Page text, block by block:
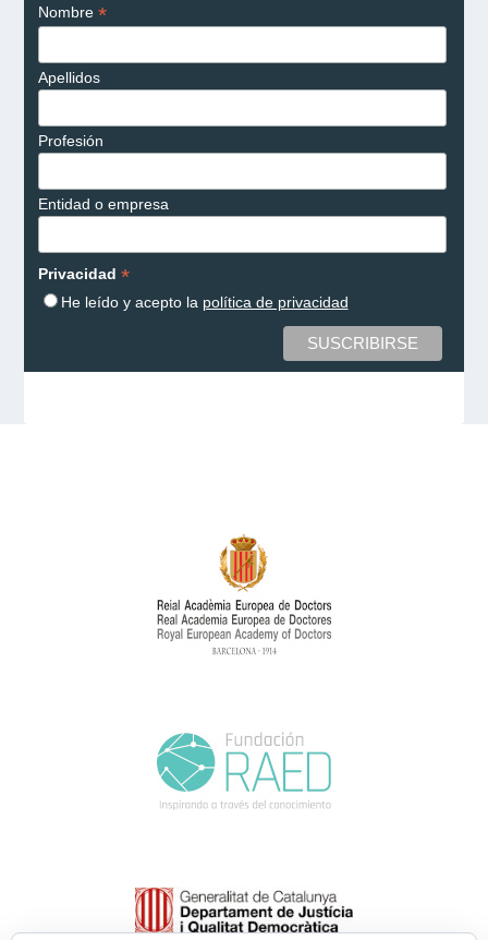
Nombre *
Apellidos
Profesión
Entidad o empresa
Privacidad *
He leído y acepto la política de privacidad